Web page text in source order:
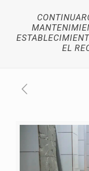
EL